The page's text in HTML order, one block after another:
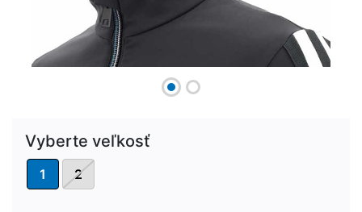
Vyberte veľkosť
1 2